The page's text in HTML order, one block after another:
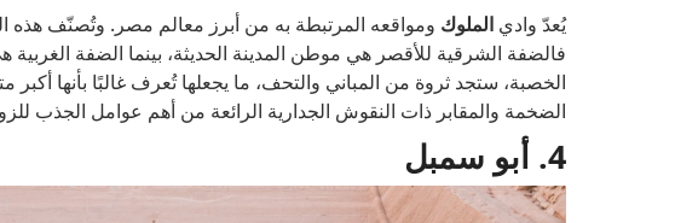
يُعدّ وادي الملوك ومواقعه المرتبطة به من أبرز معالم مصر. وتُصنّف
فالضفة الشرقية للأقصر هي موطن المدينة الحديثة، بينما الضفة
الخصبة، ستجد ثروة من المباني والتحف، ما يجعلها تُعرف غالبًا بأنها
الضخمة والمقابر ذات النقوش الجدارية الرائعة من أهم عوامل الجذب
4. أبو سمبل